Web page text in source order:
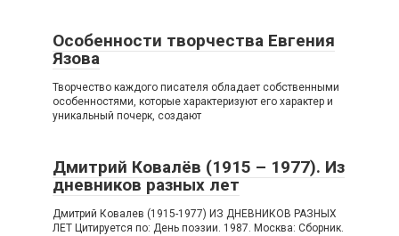
Особенности творчества Евгения
Язова
Творчество каждого писателя обладает собственными
особенностями, которые характеризуют его характер и
уникальный почерк, создают
Дмитрий Ковалёв (1915 – 1977). Из
дневников разных лет
Дмитрий Ковалев (1915-1977) ИЗ ДНЕВНИКОВ РАЗНЫХ
ЛЕТ Цитируется по: День поэзии. 1987. Москва: Сборник.